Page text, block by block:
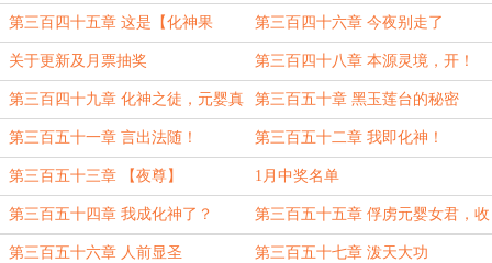
第三百四十五章 这是【化神果
位】？
第三百四十六章 今夜别走了
关于更新及月票抽奖 第三百四十八章 本源灵境，开！
【求双倍月票！】
第三百四十九章 化神之徒，元婴真
君
第三百五十章 黑玉莲台的秘密
第三百五十一章 言出法随！ 第三百五十二章 我即化神！
第三百五十三章 【夜尊】 1月中奖名单
第三百五十四章 我成化神了？ 第三百五十五章 俘虏元婴女君，收
为座下走狗
第三百五十六章 人前显圣 第三百五十七章 泼天大功